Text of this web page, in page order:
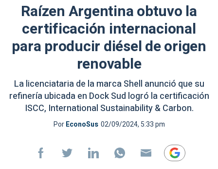
Raízen Argentina obtuvo la
certificación internacional
para producir diésel de origen
renovable
La licenciataria de la marca Shell anunció que su
refinería ubicada en Dock Sud logró la certificación
ISCC, International Sustainability & Carbon.
PorEconoSus 02/09/2024, 5:33 pm